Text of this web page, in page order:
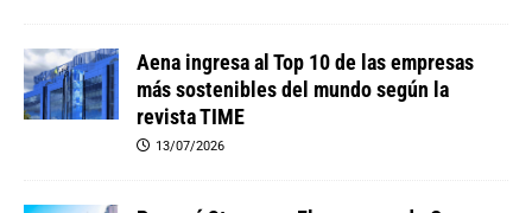
Aena ingresa al Top 10 de las empresas
más sostenibles del mundo según la
revista TIME
13/07/2026